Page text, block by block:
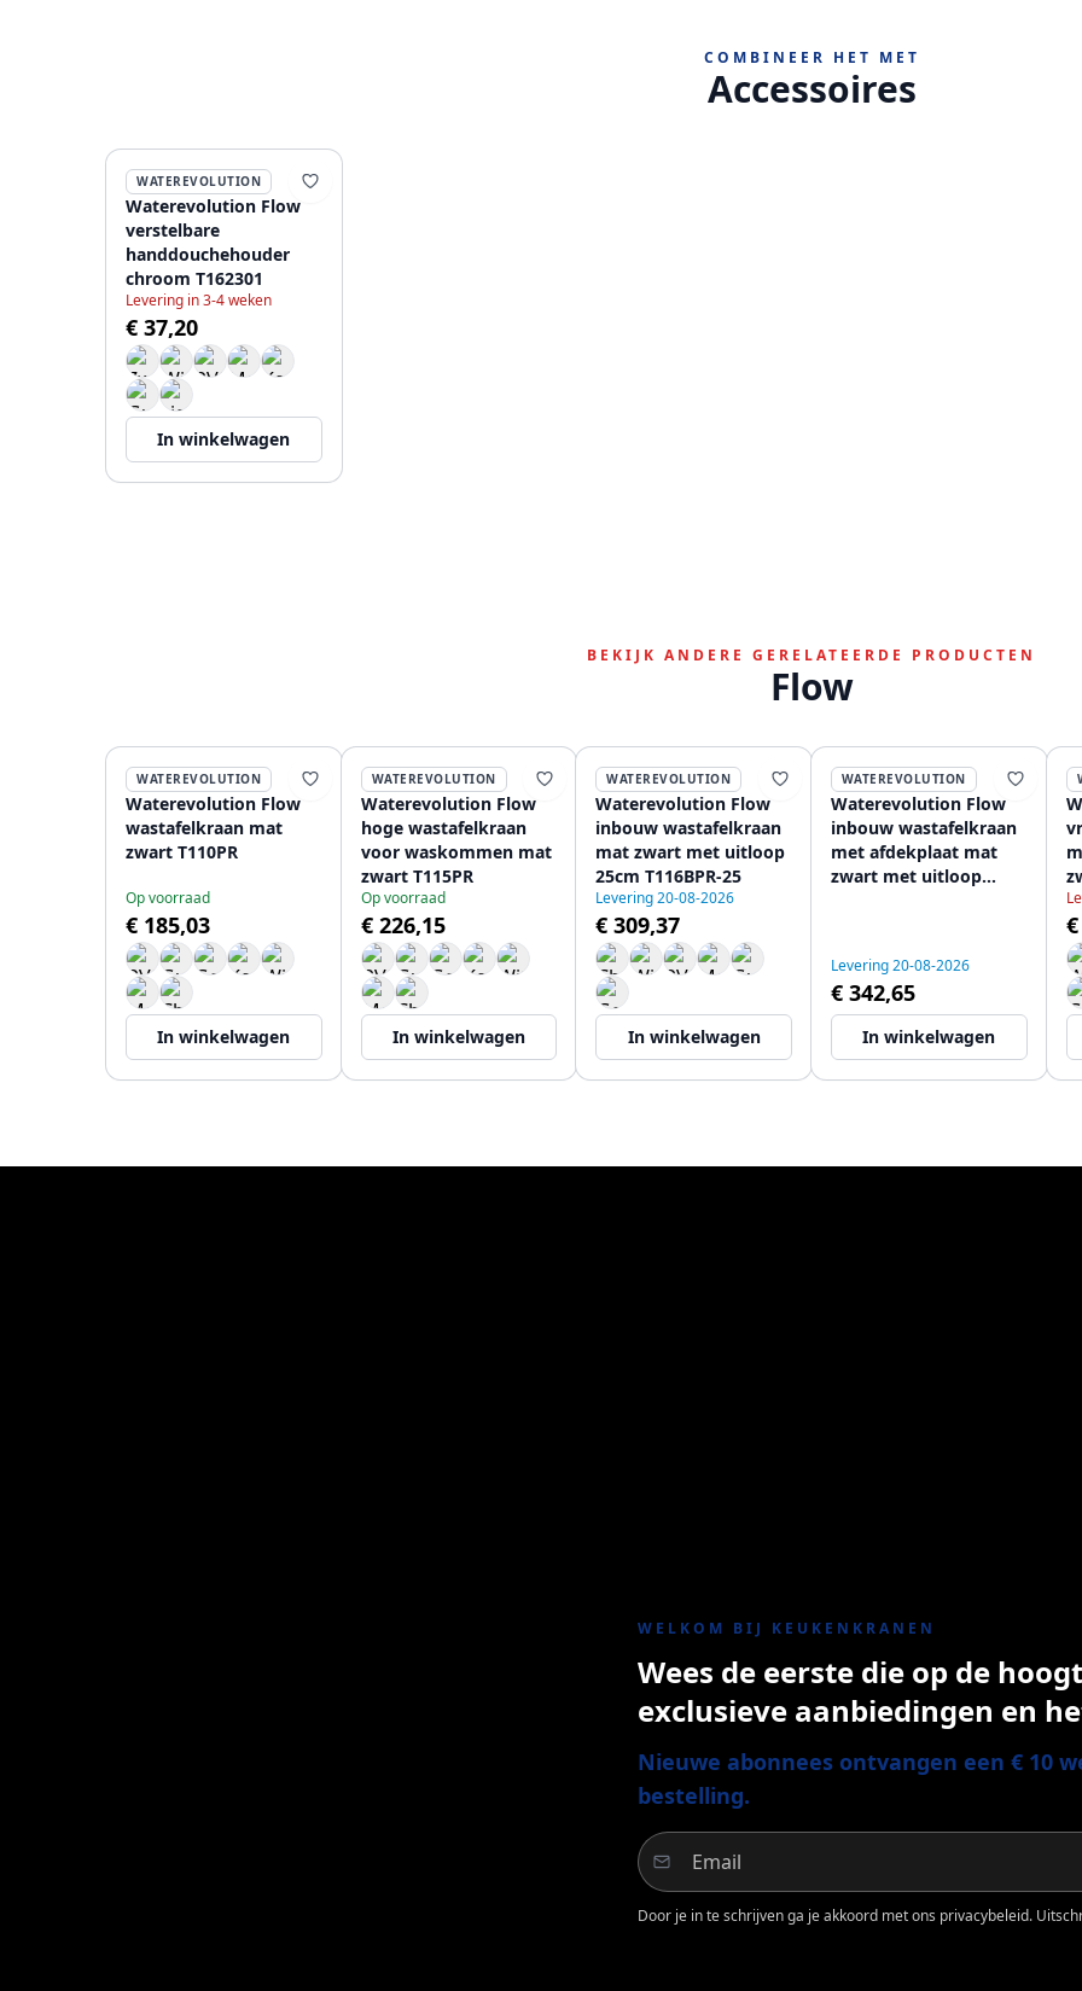
COMBINEER HET MET
Accessoires
WATEREVOLUTION
Waterevolution Flow
verstelbare
handdouchehouder
chroom T162301
Levering in 3-4 weken
€ 37,20
In winkelwagen
BEKIJK ANDERE GERELATEERDE PRODUCTEN
Flow
WATEREVOLUTION
Waterevolution Flow
wastafelkraan mat
zwart T110PR
Op voorraad
€ 185,03
In winkelwagen
WATEREVOLUTION
Waterevolution Flow
hoge wastafelkraan
voor waskommen mat
zwart T115PR
Op voorraad
€ 226,15
In winkelwagen
WATEREVOLUTION
Waterevolution Flow
inbouw wastafelkraan
mat zwart met uitloop
25cm T116BPR-25
Levering 20-08-2026
€ 309,37
In winkelwagen
WATEREVOLUTION
Waterevolution Flow
inbouw wastafelkraan
met afdekplaat mat
zwart met uitloop
Levering 20-08-2026
€ 342,65
In winkelwagen
WELKOM BIJ KEUKENKRANEN
Wees de eerste die op de
exclusieve aanbiedingen en
Nieuwe abonnees ontvangen een € 10
bestelling.
Door je in te schrijven ga je akkoord met ons privacybeleid.